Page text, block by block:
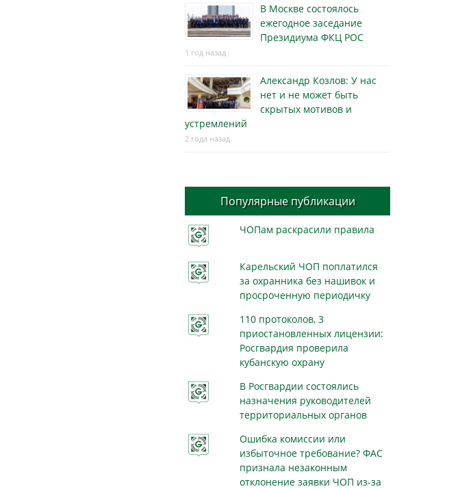
В Москве состоялось
ежегодное заседание
Президиума ФКЦ РОС
1 год назад
Александр Козлов: У нас
нет и не может быть
скрытых мотивов и
устремлений
2 года назад
Популярные публикации
ЧОПам раскрасили правила
Карельский ЧОП поплатился
за охранника без нашивок и
просроченную периодичку
110 протоколов, 3
приостановленных лицензии:
Росгвардия проверила
кубанскую охрану
В Росгвардии состоялись
назначения руководителей
территориальных органов
Ошибка комиссии или
избыточное требование? ФАС
признала незаконным
отклонение заявки ЧОП из-за